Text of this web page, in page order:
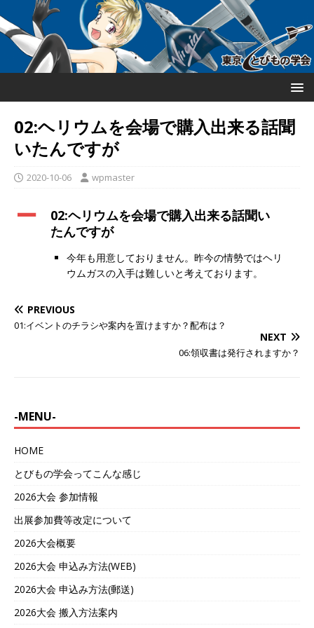
02:ヘリウムを会場で購入出来る話聞
いたんですが
2020-10-06 wpmaster
A
02:ヘリウムを会場で購入出来る話聞い
たんですが
今年も用意しておりません。昨今の情勢ではヘリ
ウムガスの入手は難しいと考えております。
PREVIOUS
01:イベントのチラシや案内を置けますか？配布は？
NEXT
06:領収書は発行されますか？
-MENU-
HOME
とびもの学会ってこんな感じ
2026大会 参加情報
出展参加費等改定について
2026大会概要
2026大会 申込み方法(WEB)
2026大会 申込み方法(郵送)
2026大会 搬入方法案内